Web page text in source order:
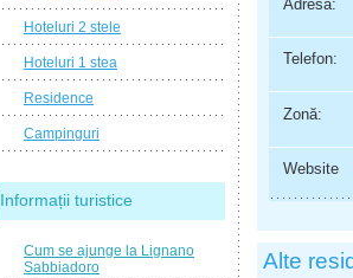
Adresă:
Telefon:
Zonă:
Website
Alte
Hoteluri 2 stele
Hoteluri 1 stea
Residence
Campinguri
Informații turistice
Cum se ajunge la Lignano
Sabbiadoro